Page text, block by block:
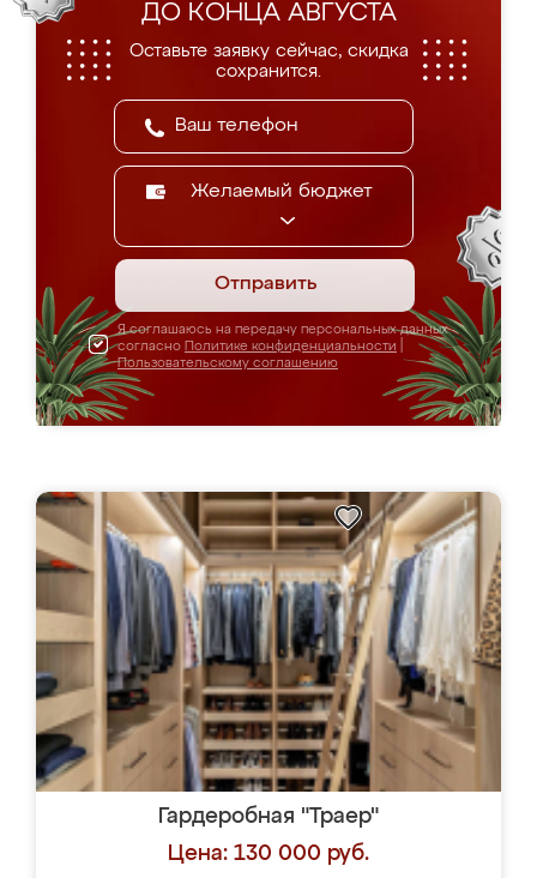
ДО КОНЦА АВГУСТА
Оставьте заявку сейчас, скидка
сохранится.
Желаемый бюджет
Отправить
Я соглашаюсь на передачу персональных данных
согласно Политике конфиденциальности
Пользовательскому соглашению
Гардеробная "Траер"
Цена: 130 000 руб.